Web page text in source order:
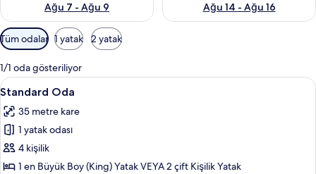
Ağu 7 - Ağu 9
Ağu 14 - Ağu 16
Odalar
için
mevcut
filtreler
Tüm odalar 1 yatak 2 yatak
1/1 oda gösteriliyor
Standard
Oda
için
tüm
fotoğrafları
görün
Odada kasa, dizüstü bilgisayar
5
Standard Oda
35 metre kare
1 yatak odası
4 kişilik
1 en Büyük Boy (King) Yatak VEYA 2 çift Kişilik Yatak